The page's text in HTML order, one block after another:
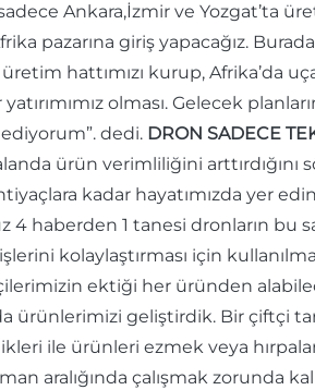
Ankara,İzmir ve Yozgat’ta
pazarına giriş yapacağız.
hattımızı kurup, Afrika’da
olması. Gelecek
dedi. DRON SADECE
ürün verimliliğini arttırdığını
kadar hayatımızda yer
4 haberden 1 tanesi dronların bu
kolaylaştırması için
ektiği her üründen
ürünlerimizi geliştirdik. Bir çiftçi
ile ürünleri ezmek veya
aralığında çalışmak zorunda